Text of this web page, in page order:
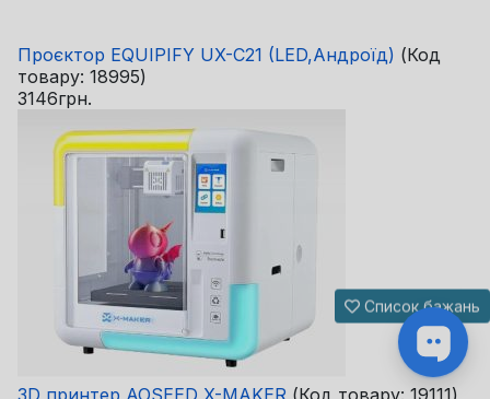
Проєктор EQUIPIFY UX-C21 (LED,Андроїд) (Код
товару: 18995)
3146грн.
3D принтер AOSEED X-MAKER (Код товару: 19111)
Список бажань